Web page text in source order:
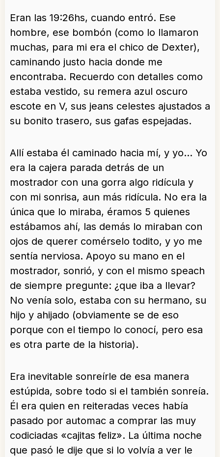
Eran las 19:26hs, cuando entró. Ese
hombre, ese bombón (como lo llamaron
muchas, para mi era el chico de Dexter),
caminando justo hacia donde me
encontraba. Recuerdo con detalles como
estaba vestido, su remera azul oscuro
escote en V, sus jeans celestes ajustados a
su bonito trasero, sus gafas espejadas.
Allí estaba él caminado hacia mí, y yo… Yo
era la cajera parada detrás de un
mostrador con una gorra algo ridícula y
con mi sonrisa, aun más ridícula. No era la
única que lo miraba, éramos 5 quienes
estábamos ahí, las demás lo miraban con
ojos de querer comérselo todito, y yo me
sentía nerviosa. Apoyo su mano en el
mostrador, sonrió, y con el mismo speach
de siempre pregunte: ¿que iba a llevar?
No venía solo, estaba con su hermano, su
hijo y ahijado (obviamente se de eso
porque con el tiempo lo conocí, pero esa
es otra parte de la historia).
Era inevitable sonreírle de esa manera
estúpida, sobre todo si el también sonreía.
Él era quien en reiteradas veces había
pasado por automac a comprar las muy
codiciadas «cajitas feliz». La última noche
que pasó le dije que si lo volvía a ver le